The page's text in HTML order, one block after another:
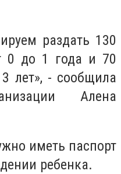
раздать 130
0 до 1 года и 70
лет», - сообщила
Алена
иметь паспорт
ребенка.